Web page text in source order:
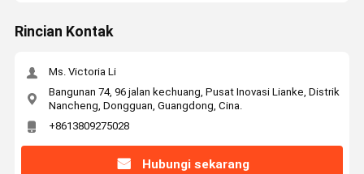
Rincian Kontak
Ms. Victoria Li
Bangunan 74, 96 jalan kechuang, Pusat Inovasi Lianke, Distrik
Nancheng, Dongguan, Guangdong, Cina.
+8613809275028
Hubungi sekarang